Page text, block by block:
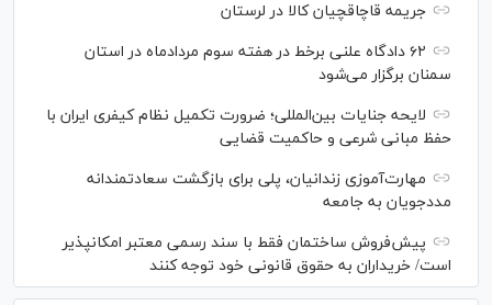
جریمه قاچاقچیان کالا در لرستان
۶۲ دادگاه علنی برخط در هفته سوم مردادماه در استان
سمنان برگزار می‌شود
لایحه جنایات بین‌المللی؛ ضرورت تکمیل نظام کیفری ایران با
حفظ مبانی شرعی و حاکمیت قضایی
مهارت‌آموزی زندانیان، پلی برای بازگشت سعادتمندانه
مددجویان به جامعه
پیش‌فروش ساختمان فقط با سند رسمی معتبر امکانپذیر
است/ خریداران به حقوق قانونی خود توجه کنند